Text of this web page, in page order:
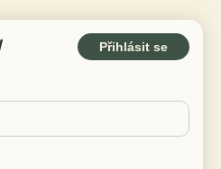
Přihlásit se